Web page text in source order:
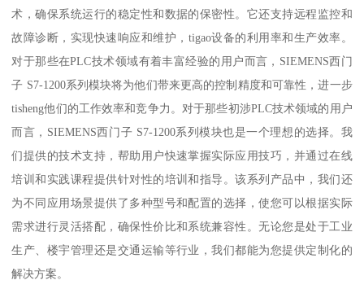
术，确保系统运行的稳定性和数据的保密性。它还支持远程监控和
故障诊断，实现快速响应和维护，tigao设备的利用率和生产效率。
对于那些在PLC技术领域有着丰富经验的用户而言，SIEMENS西门
子 S7-1200系列模块将为他们带来更高的控制精度和可靠性，进一步
tisheng他们的工作效率和竞争力。对于那些初涉PLC技术领域的用户
而言，SIEMENS西门子 S7-1200系列模块也是一个理想的选择。我
们提供的技术支持，帮助用户快速掌握实际应用技巧，并通过在线
培训和实践课程提供针对性的培训和指导。该系列产品中，我们还
为不同应用场景提供了多种型号和配置的选择，使您可以根据实际
需求进行灵活搭配，确保性价比和系统兼容性。无论您是处于工业
生产、楼宇管理还是交通运输等行业，我们都能为您提供定制化的
解决方案。